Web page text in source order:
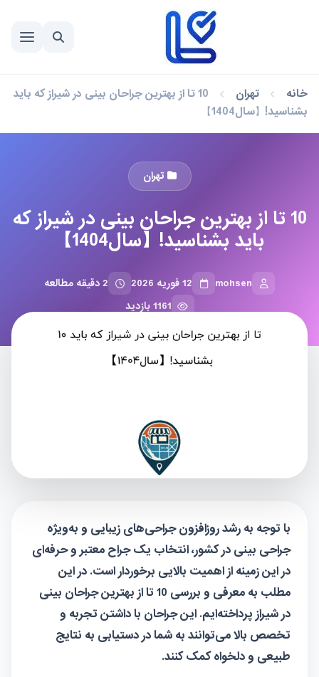
خانه تهران
10 تا از بهترین جراحان بینی در شیراز که باید
بشناسید!【سال1404】
تهران
10 تا از بهترین جراحان بینی در شیراز که
باید بشناسید!【سال1404】
mohsen 12 فوریه 2026
2 دقیقه مطالعه
1161 بازدید
با توجه به رشد روزافزون جراحی‌های زیبایی و به‌ویژه
جراحی بینی در کشور، انتخاب یک جراح معتبر و حرفه‌ای
در این زمینه از اهمیت بالایی برخوردار است. در این
مطلب به معرفی و بررسی 10 تا از بهترین جراحان بینی
در شیراز پرداخته‌ایم. این جراحان با داشتن تجربه و
تخصص بالا می‌توانند به شما در دستیابی به نتایج
طبیعی و دلخواه کمک کنند.